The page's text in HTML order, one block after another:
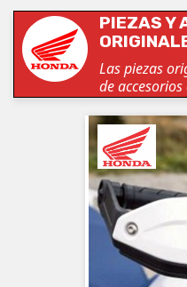
PIEZAS Y
Las piezas
de